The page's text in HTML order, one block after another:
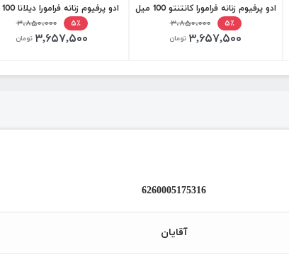
ادو پرفیوم زنانه فرامورا کانتنتو 100 میل
۵٪
۳,۸۵۰,۰۰۰
۳,۶۵۷,۵۰۰ تومان
ادو پرفیوم زنانه فرامورا دیلانا 100 میل
۵٪
۳,۸۵۰,۰۰۰
۳,۶۵۷,۵۰۰ تومان
6260005175316
آقایان